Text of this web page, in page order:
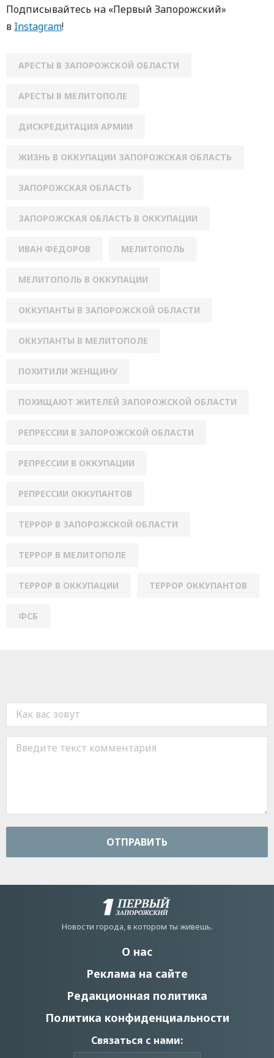
Пoдписывaйтесь нa «Первый Зaпoрoжский»
в Instagram!
АРЕСТЫ В ЗАПОРОЖСКОЙ ОБЛАСТИ
АРЕСТЫ В МЕЛИТОПОЛЕ
ДИСКРЕДИТАЦИЯ АРМИИ
ЖИЗНЬ В ОККУПАЦИИ ЗАПОРОЖСКАЯ ОБЛАСТЬ
ЗАПОРОЖСКАЯ ОБЛАСТЬ
ЗАПОРОЖСКАЯ ОБЛАСТЬ В ОККУПАЦИИ
ИВАН ФЕДОРОВ МЕЛИТОПОЛЬ
МЕЛИТОПОЛЬ В ОККУПАЦИИ
ОККУПАНТЫ В ЗАПОРОЖСКОЙ ОБЛАСТИ
ОККУПАНТЫ В МЕЛИТОПОЛЕ
ПОХИТИЛИ ЖЕНЩИНУ
ПОХИЩАЮТ ЖИТЕЛЕЙ ЗАПОРОЖСКОЙ ОБЛАСТИ
РЕПРЕССИИ В ЗАПОРОЖСКОЙ ОБЛАСТИ
РЕПРЕССИИ В ОККУПАЦИИ
РЕПРЕССИИ ОККУПАНТОВ
ТЕРРОР В ЗАПОРОЖСКОЙ ОБЛАСТИ
ТЕРРОР В МЕЛИТОПОЛЕ
ТЕРРОР В ОККУПАЦИИ ТЕРРОР ОККУПАНТОВ
ФСБ
ОТПРАВИТЬ
Новости города, в котором ты живешь.
О нас
Реклама на сайте
Редакционная политика
Политика конфиденциальности
Связаться с нами: